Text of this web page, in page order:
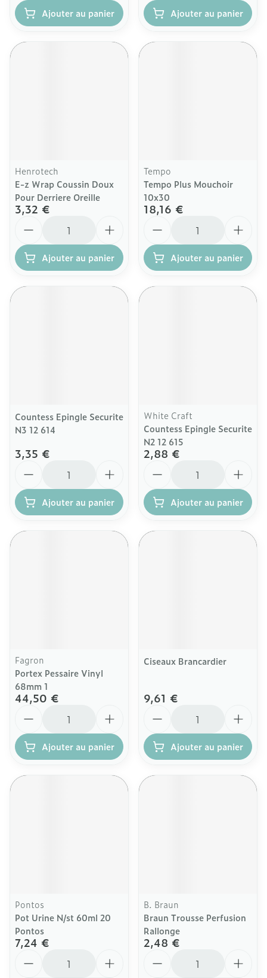
Ajouter au panier Ajouter au panier
Henrotech
E-z Wrap Coussin Doux
Pour Derriere Oreille
3,32 €
Ajouter au panier
Tempo
Tempo Plus Mouchoir
10x30
18,16 €
Ajouter au panier
Countess Epingle Securite
N3 12 614
3,35 €
Ajouter au panier
White Craft
Countess Epingle Securite
N2 12 615
2,88 €
Ajouter au panier
Fagron
Portex Pessaire Vinyl
68mm 1
44,50 €
Ajouter au panier
Ciseaux Brancardier
9,61 €
Ajouter au panier
Pontos
Pot Urine N/st 60ml 20
Pontos
7,24 €
B. Braun
Braun Trousse Perfusion
Rallonge
2,48 €